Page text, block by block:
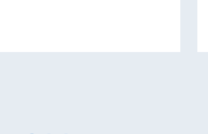
apicali vacanti